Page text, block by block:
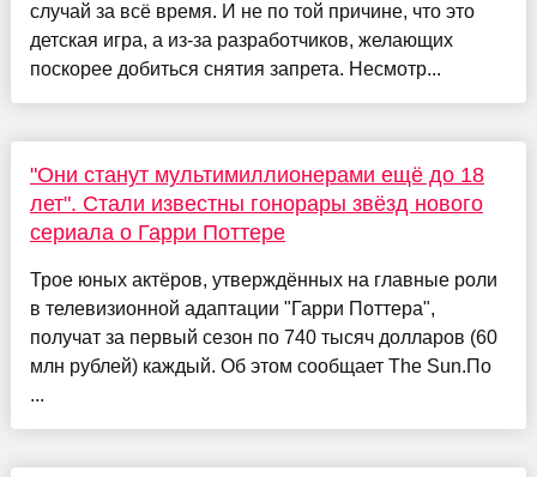
случай за всё время. И не по той причине, что это
детская игра, а из-за разработчиков, желающих
поскорее добиться снятия запрета. Несмотр...
"Они станут мультимиллионерами ещё до 18
лет". Стали известны гонорары звёзд нового
сериала о Гарри Поттере
Трое юных актёров, утверждённых на главные роли
в телевизионной адаптации "Гарри Поттера",
получат за первый сезон по 740 тысяч долларов (60
млн рублей) каждый. Об этом сообщает The Sun.По
...